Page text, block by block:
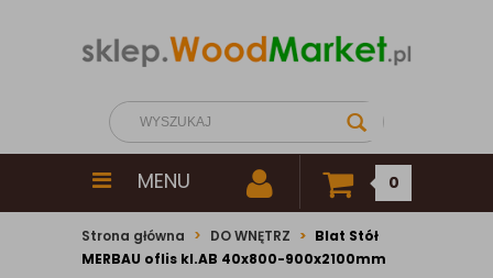
MENU 0
Strona główna DO WNĘTRZ
Blat Stół
MERBAU oflis kl.AB 40x800-900x2100mm